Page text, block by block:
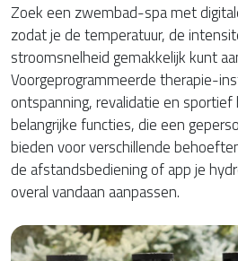
Zoek een zwembad-spa met
zodat je de temperatuur, de
stroomsnelheid gemakkelijk kunt
Voorgeprogrammeerde therapie-
ontspanning, revalidatie en
belangrijke functies, die een
bieden voor verschillende
de afstandsbediening of app je
overal vandaan aanpassen.